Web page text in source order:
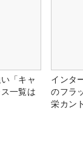
「キャ
一覧は
インタ
のフラ
栄カン